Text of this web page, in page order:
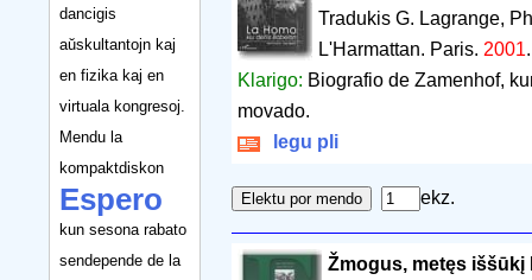
dancigis
aŭskultantojn kaj
en fizika kaj en
virtuala kongresoj.
Mendu la
kompaktdiskon
Espero
kun sesona rabato
sendepende de la
Tradukis G. Lagrange,
L'Harmattan. Paris. 2001
Klarigo: Biografio de Zamenhof,
movado.
legu pli
ekz.
Žmogus, metęs iššūkį